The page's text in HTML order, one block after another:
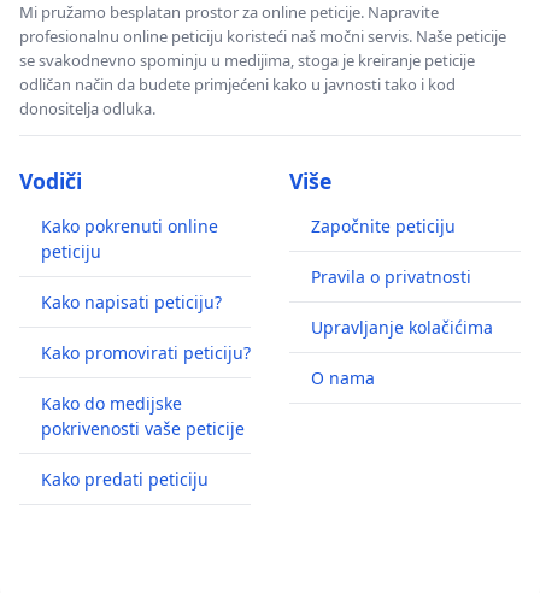
Mi pružamo besplatan prostor za online peticije. Napravite
profesionalnu online peticiju koristeći naš močni servis. Naše peticije
se svakodnevno spominju u medijima, stoga je kreiranje peticije
odličan način da budete primjećeni kako u javnosti tako i kod
donositelja odluka.
Vodiči
Kako pokrenuti online
peticiju
Kako napisati peticiju?
Kako promovirati peticiju?
Kako do medijske
pokrivenosti vaše peticije
Kako predati peticiju
Više
Započnite peticiju
Pravila o privatnosti
Upravljanje kolačićima
O nama